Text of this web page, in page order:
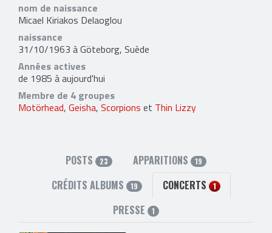
nom de naissance
Micael Kiriakos Delaoglou
naissance
31/10/1963 à Göteborg, Suède
Années actives
de 1985 à aujourd'hui
Membre de 4 groupes
Motörhead, Geisha, Scorpions et Thin Lizzy
POSTS 23 APPARITIONS 19
CRÉDITS ALBUMS 19 CONCERTS 1
PRESSE 1